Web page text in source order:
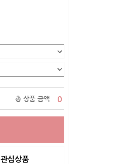
총 상품 금액 0
관심상품